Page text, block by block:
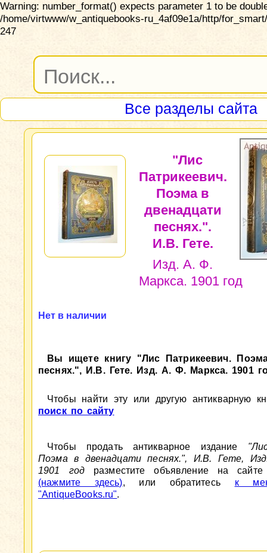
Warning: number_format() expects parameter 1 to be
/home/virtwww/w_antiquebooks-ru_4af09e1a/http/
247
Все разделы сайта
"Лис
Патрикеевич.
Поэма в
двенадцати
песнях.".
И.В. Гете.
Изд. А. Ф.
Маркса. 1901 год
Нет в наличии
Вы ищете книгу "Лис Патрикеевич.
песнях.", И.В. Гете. Изд. А. Ф. Маркса. 1901
Чтобы найти эту или другую антикварную
поиск по сайту
Чтобы продать антикварное издание
Поэма в двенадцати песнях.", И.В. Гете,
1901 год разместите объявление на сайте
(нажмите здесь), или обратитесь к
"AntiqueBooks.ru".